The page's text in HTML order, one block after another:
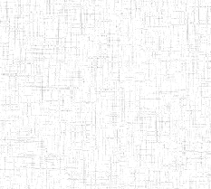
Page 11 sur 13 Total: 307
10/09/2001 ENIEG
17/07/2001 ENIEG